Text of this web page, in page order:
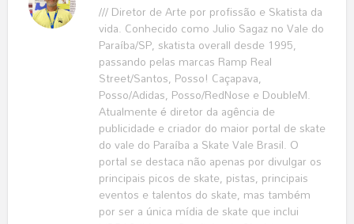
/// Diretor de Arte por profissão e Skatista da
vida. Conhecido como Julio Sagaz no Vale do
Paraíba/SP, skatista overall desde 1995,
passando pelas marcas Ramp Real
Street/Santos, Posso! Caçapava,
Posso/Adidas, Posso/RedNose e DoubleM.
Atualmente é diretor da agência de
publicidade e criador do maior portal de skate
do vale do Paraíba a Skate Vale Brasil. O
portal se destaca não apenas por divulgar os
principais picos de skate, pistas, principais
eventos e talentos do skate, mas também
por ser a única mídia de skate que inclui